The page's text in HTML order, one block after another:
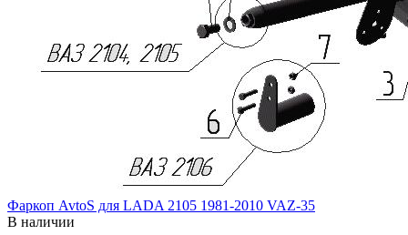
Фаркоп AvtoS для LADA 2105 1981-2010 VAZ-35
В наличии